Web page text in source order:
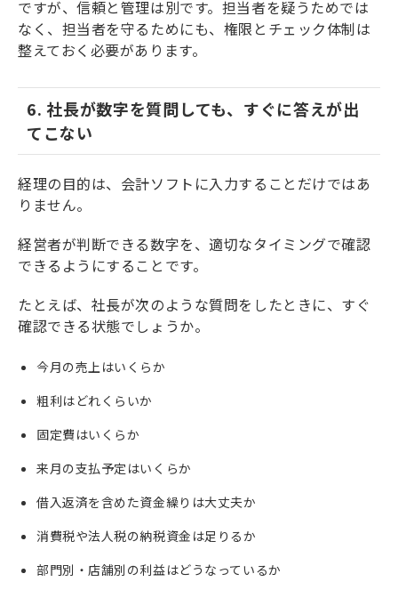
ですが、信頼と管理は別です。担当者を疑うためでは
なく、担当者を守るためにも、権限とチェック体制は
整えておく必要があります。
6. 社長が数字を質問しても、すぐに答えが出
てこない
経理の目的は、会計ソフトに入力することだけではあ
りません。
経営者が判断できる数字を、適切なタイミングで確認
できるようにすることです。
たとえば、社長が次のような質問をしたときに、すぐ
確認できる状態でしょうか。
今月の売上はいくらか
粗利はどれくらいか
固定費はいくらか
来月の支払予定はいくらか
借入返済を含めた資金繰りは大丈夫か
消費税や法人税の納税資金は足りるか
部門別・店舗別の利益はどうなっているか